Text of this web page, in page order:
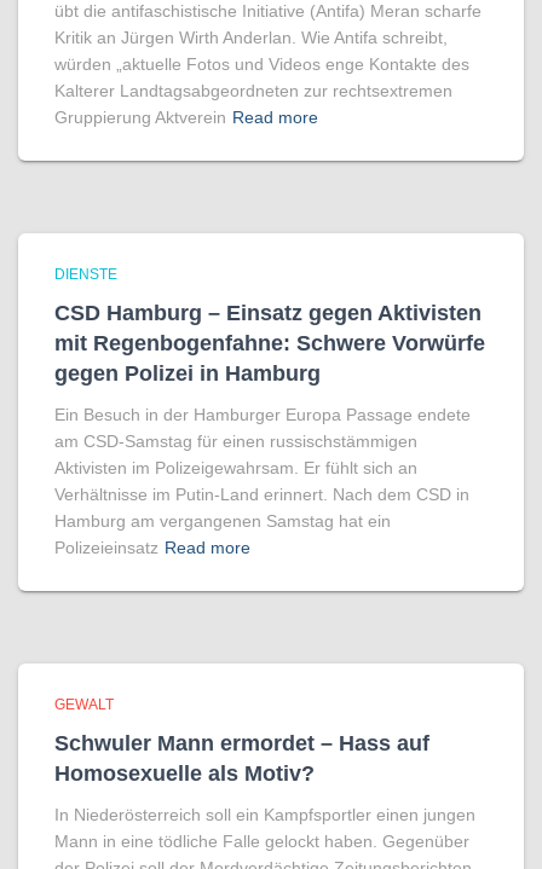
übt die antifaschistische Initiative (Antifa) Meran scharfe
Kritik an Jürgen Wirth Anderlan. Wie Antifa schreibt,
würden „aktuelle Fotos und Videos enge Kontakte des
Kalterer Landtagsabgeordneten zur rechtsextremen
Gruppierung Aktverein Read more
DIENSTE
CSD Hamburg – Einsatz gegen Aktivisten
mit Regenbogen­fahne: Schwere Vorwürfe
gegen Polizei in Hamburg
Ein Besuch in der Hamburger Europa Passage endete
am CSD-Samstag für einen russischstämmigen
Aktivisten im Polizeigewahrsam. Er fühlt sich an
Verhältnisse im Putin-Land erinnert. Nach dem CSD in
Hamburg am vergangenen Samstag hat ein
Polizeieinsatz Read more
GEWALT
Schwuler Mann ermordet – Hass auf
Homo­sexuelle als Motiv?
In Niederösterreich soll ein Kampfsportler einen jungen
Mann in eine tödliche Falle gelockt haben. Gegenüber